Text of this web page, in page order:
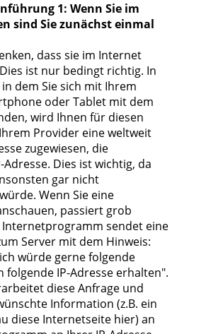
1: Wenn Sie im
sind Sie zunächst einmal
dass sie im Internet
ist nur bedingt richtig. In
dem Sie sich mit Ihrem
oder Tablet mit dem
wird Ihnen für diesen
Provider eine weltweit
zugewiesen, die
Dies ist wichtig, da
gar nicht
Wenn Sie eine
passiert grob
Internetprogramm sendet eine
Server mit dem Hinweis:
würde gerne folgende
folgende IP-Adresse erhalten".
diese Anfrage und
Information (z.B. ein
diese Internetseite hier) an